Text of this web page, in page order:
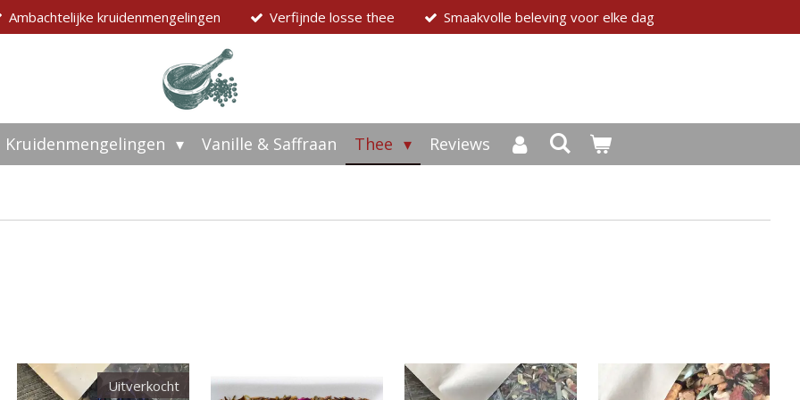
Ambachtelijke kruidenmengelingen Verfijnde losse thee Smaakvolle beleving voor elke dag
Kruidenmengelingen Vanille & Saffraan Thee Reviews
Uitverkocht